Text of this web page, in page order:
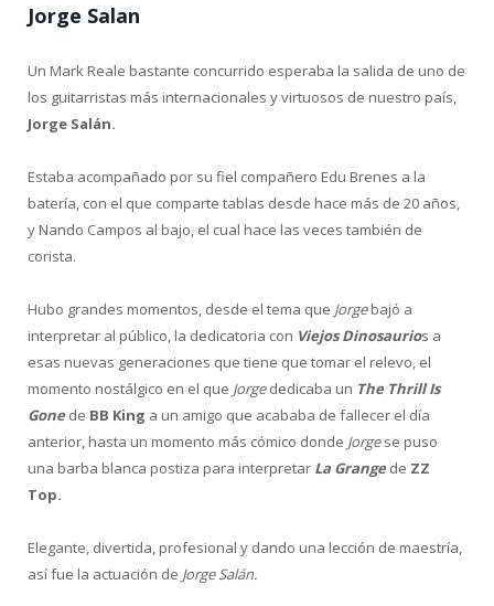
Jorge Salan
Un Mark Reale bastante concurrido esperaba la salida de uno de
los guitarristas más internacionales y virtuosos de nuestro país,
Jorge Salán.
Estaba acompañado por su fiel compañero Edu Brenes a la
batería, con el que comparte tablas desde hace más de 20 años,
y Nando Campos al bajo, el cual hace las veces también de
corista.
Hubo grandes momentos, desde el tema que Jorgebajó a
interpretar al público, la dedicatoria con Viejos Dinosaurios a
esas nuevas generaciones que tiene que tomar el relevo, el
momento nostálgico en el que Jorgededicaba un The Thrill Is
Gonede BB King a un amigo que acababa de fallecer el día
anterior, hasta un momento más cómico donde Jorgese puso
una barba blanca postiza para interpretar La Grangede ZZ
Top.
Elegante, divertida, profesional y dando una lección de maestría,
así fue la actuación de Jorge Salán.